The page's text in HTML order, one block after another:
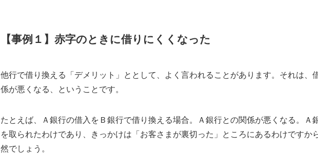
【事例１】赤字のときに借りにくくなった
他行で借り換える「デメリット」ととして、よく言われることがあります。それは、
係が悪くなる、ということです。
たとえば、Ａ銀行の借入をＢ銀行で借り換える場合。Ａ銀行との関係が悪くなる。Ａ
を取られたわけであり、きっかけは「お客さまが裏切った」ところにあるわけですか
然でしょう。